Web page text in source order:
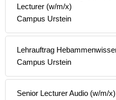
Lecturer (w/m/x)
Campus Urstein
Lehrauftrag
Campus Urstein
Senior Lecturer Audio (w/m/x)